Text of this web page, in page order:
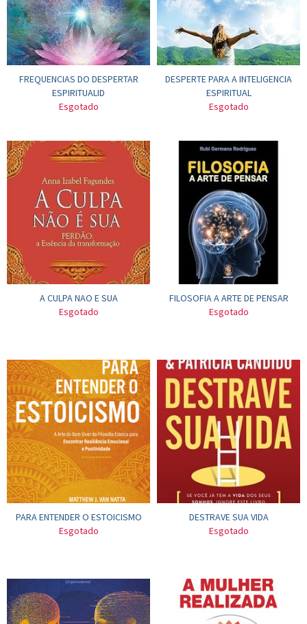
FREQUENCIAS DO DESPERTAR
ESPIRITUALID
Esgotado
DESPERTE PARA A INTELIGENCIA
ESPIRITUAL
Esgotado
A CULPA NAO E SUA
Esgotado
FILOSOFIA A ARTE DE PENSAR
Esgotado
PARA ENTENDER O ESTOICISMO
Esgotado
DESTRAVE SUA VIDA
Esgotado